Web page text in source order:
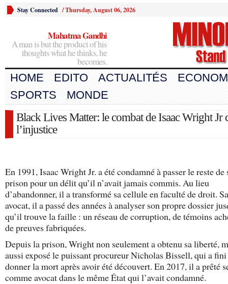
Stay Connected /Thursday, August 06, 2026
Mahatma Gandhi
A man is but the product of his
thoughts what he thinks, he
becomes.
HOME EDITO ACTUALITÉS
SPORTS
MONDE
Black Lives Matter: le combat de Isaac Wright Jr
l’injustice
En 1991, Isaac Wright Jr. a été condamné à passer le reste de
prison pour un délit qu’il n’avait jamais commis. Au lieu
d’abandonner, il a transformé sa cellule en faculté de droit.
avocat, il a passé des années à analyser son propre dossier
qu’il trouve la faille : un réseau de corruption, de témoins
de preuves fabriquées.
Depuis la prison, Wright non seulement a obtenu sa liberté,
aussi exposé le puissant procureur Nicholas Bissell, qui a fini
donner la mort après avoir été découvert. En 2017, il a prêté
comme avocat dans le même État qui l’avait condamné.